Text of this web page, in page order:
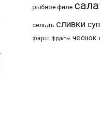
рыбное филе
сельдь сливки
фарш фрукты чеснок